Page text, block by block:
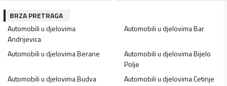
BRZA PRETRAGA
Automobili u djelovima
Andrijevica
Automobili u djelovimaBar
Automobili u djelovimaBerane Automobili u djelovimaBijelo
Polje
Automobili u djelovimaBudva Automobili u djelovimaCetinje